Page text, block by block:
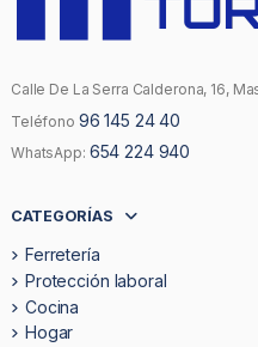
Calle De La Serra Calderona, 16,
Teléfono 96 145 24 40
WhatsApp: 654 224 940
CATEGORÍAS
Ferretería
Protección laboral
Cocina
Hogar